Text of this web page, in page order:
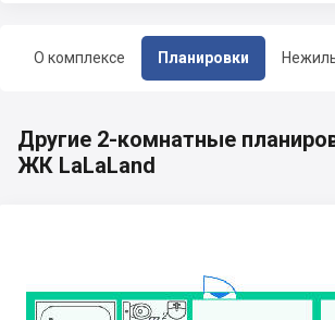
О комплексе Планировки
Другие 2-комнатные
ЖК LaLaLand